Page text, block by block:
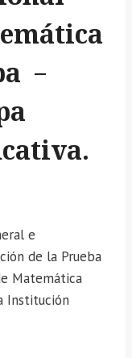
–
e
de la Prueba
Matemática
Institución